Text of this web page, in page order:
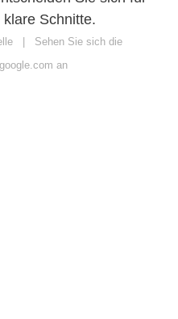
Schnitte.
| Sehen Sie sich die
an